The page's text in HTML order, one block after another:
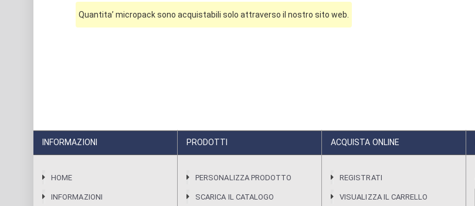
Quantita’ micropack sono acquistabili solo attraverso il nostro sito web.
INFORMAZIONI
HOME
INFORMAZIONI
PRODOTTI
PERSONALIZZA PRODOTTO
SCARICA IL CATALOGO
ACQUISTA ONLINE
REGISTRATI
VISUALIZZA IL CARRELLO